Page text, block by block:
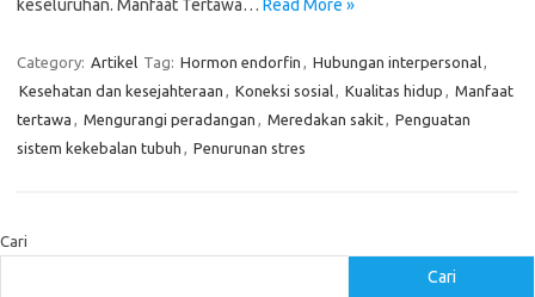
keseluruhan. Manfaat Tertawa… Read More »
Category: Artikel Tag: Hormon endorfin , Hubungan interpersonal,
Kesehatan dan kesejahteraan , Koneksi sosial, Kualitas hidup , Manfaat
tertawa , Mengurangi peradangan , Meredakan sakit, Penguatan
sistem kekebalan tubuh , Penurunan stres
Cari
Cari